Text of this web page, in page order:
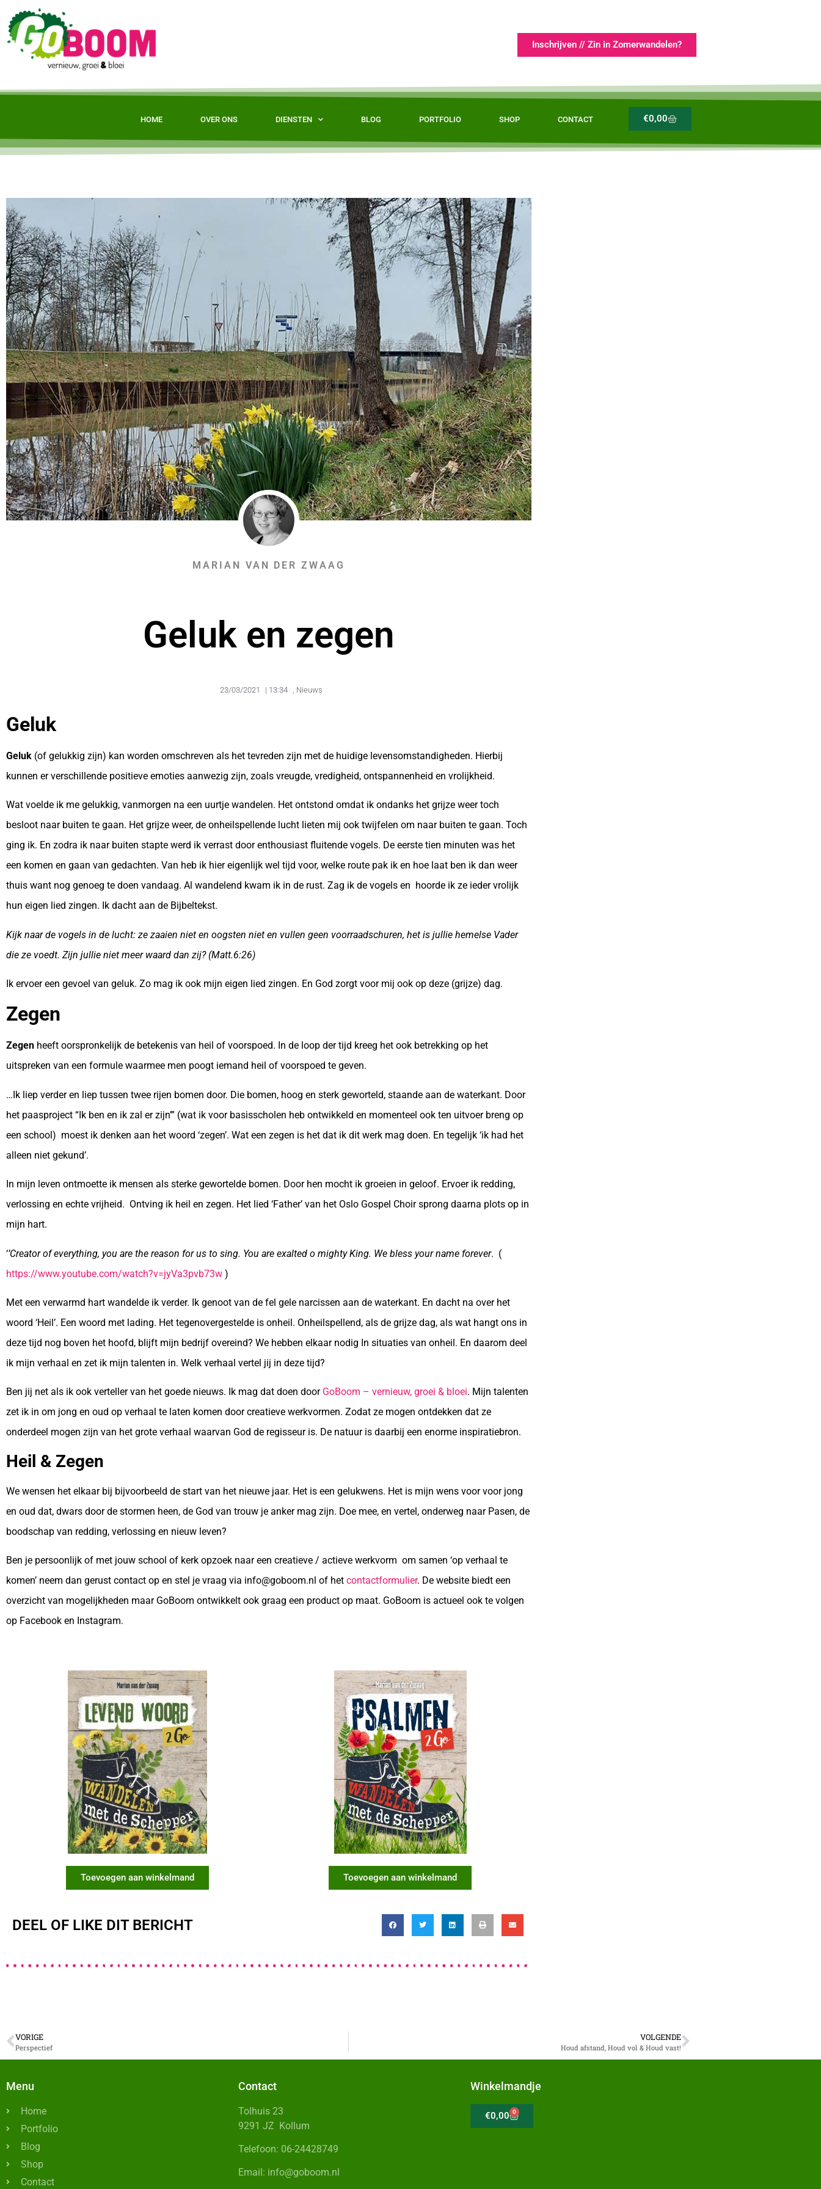
Inschrijven // Zin in Zomerwandelen?
HOME OVER ONS DIENSTEN BLOG PORTFOLIO SHOP CONTACT €0,00
MARIAN VAN DER ZWAAG
Geluk en zegen
23/03/2021 | 13:34 Nieuws
Geluk
Geluk (of gelukkig zijn) kan worden omschreven als het tevreden zijn met de huidige levensomstandigheden. Hierbij
kunnen er verschillende positieve emoties aanwezig zijn, zoals vreugde, vredigheid, ontspannenheid en vrolijkheid.
Wat voelde ik me gelukkig, vanmorgen na een uurtje wandelen. Het ontstond omdat ik ondanks het grijze weer toch
besloot naar buiten te gaan. Het grijze weer, de onheilspellende lucht lieten mij ook twijfelen om naar buiten te gaan. Toch
ging ik. En zodra ik naar buiten stapte werd ik verrast door enthousiast fluitende vogels. De eerste tien minuten was het
een komen en gaan van gedachten. Van heb ik hier eigenlijk wel tijd voor, welke route pak ik en hoe laat ben ik dan weer
thuis want nog genoeg te doen vandaag. Al wandelend kwam ik in de rust. Zag ik de vogels en hoorde ik ze ieder vrolijk
hun eigen lied zingen. Ik dacht aan de Bijbeltekst.
Kijk naar de vogels in de lucht: ze zaaien niet en oogsten niet en vullen geen voorraadschuren, het is jullie hemelse Vader
die ze voedt. Zijn jullie niet meer waard dan zij? (Matt.6:26)
Ik ervoer een gevoel van geluk. Zo mag ik ook mijn eigen lied zingen. En God zorgt voor mij ook op deze (grijze) dag.
Zegen
Zegen heeft oorspronkelijk de betekenis van heil of voorspoed. In de loop der tijd kreeg het ook betrekking op het
uitspreken van een formule waarmee men poogt iemand heil of voorspoed te geven.
…Ik liep verder en liep tussen twee rijen bomen door. Die bomen, hoog en sterk geworteld, staande aan de waterkant. Door
het paasproject “Ik ben en ik zal er zijn’” (wat ik voor basisscholen heb ontwikkeld en momenteel ook ten uitvoer breng op
een school) moest ik denken aan het woord ‘zegen’. Wat een zegen is het dat ik dit werk mag doen. En tegelijk ‘ik had het
alleen niet gekund’.
In mijn leven ontmoette ik mensen als sterke gewortelde bomen. Door hen mocht ik groeien in geloof. Ervoer ik redding,
verlossing en echte vrijheid. Ontving ik heil en zegen. Het lied ‘Father’ van het Oslo Gospel Choir sprong daarna plots op in
mijn hart.
‘’Creator of everything, you are the reason for us to sing. You are exalted o mighty King. We bless your name forever. (
https://www.youtube.com/watch?v=jyVa3pvb73w )
Met een verwarmd hart wandelde ik verder. Ik genoot van de fel gele narcissen aan de waterkant. En dacht na over het
woord ‘Heil’. Een woord met lading. Het tegenovergestelde is onheil. Onheilspellend, als de grijze dag, als wat hangt ons in
deze tijd nog boven het hoofd, blijft mijn bedrijf overeind? We hebben elkaar nodig In situaties van onheil. En daarom deel
ik mijn verhaal en zet ik mijn talenten in. Welk verhaal vertel jij in deze tijd?
Ben jij net als ik ook verteller van het goede nieuws. Ik mag dat doen door GoBoom – vernieuw, groei & bloei. Mijn talenten
zet ik in om jong en oud op verhaal te laten komen door creatieve werkvormen. Zodat ze mogen ontdekken dat ze
onderdeel mogen zijn van het grote verhaal waarvan God de regisseur is. De natuur is daarbij een enorme inspiratiebron.
Heil & Zegen
We wensen het elkaar bij bijvoorbeeld de start van het nieuwe jaar. Het is een gelukwens. Het is mijn wens voor voor jong
en oud dat, dwars door de stormen heen, de God van trouw je anker mag zijn. Doe mee, en vertel, onderweg naar Pasen, de
boodschap van redding, verlossing en nieuw leven?
Ben je persoonlijk of met jouw school of kerk opzoek naar een creatieve / actieve werkvorm om samen ‘op verhaal te
komen’ neem dan gerust contact op en stel je vraag via info@goboom.nl of het contactformulier. De website biedt een
overzicht van mogelijkheden maar GoBoom ontwikkelt ook graag een product op maat. GoBoom is actueel ook te volgen
op Facebook en Instagram.
Toevoegen aan winkelmand Toevoegen aan winkelmand
DEEL OF LIKE DIT BERICHT
VORIGE
Perspectief
VOLGENDE
Houd afstand, Houd vol & Houd vast!
Menu
Home
Portfolio
Blog
Shop
Contact
Contact
Tolhuis 23
9291 JZ Kollum
Telefoon: 06-24428749
Email: info@goboom.nl
Winkelmandje
€0,00 0